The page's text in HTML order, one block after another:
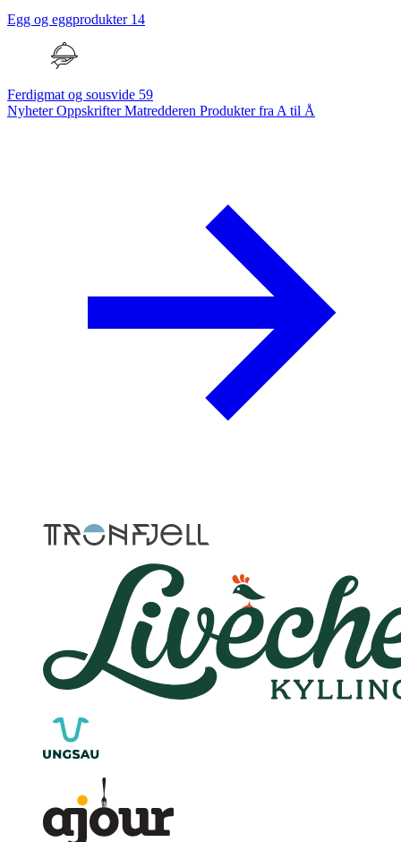
Egg og eggprodukter 14
Ferdigmat og sousvide 59
NyheterOppskrifterMatredderen Produkter fra A til Å